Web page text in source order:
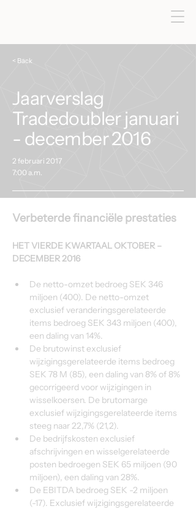
< Back
Jaarverslag
Tradedoubler januari
- december 2016
2 februari 2017
7:00 a.m.
Verbeterde financiële prestaties
HET VIERDE KWARTAAL OKTOBER –
DECEMBER 2016
De netto-omzet bedroeg SEK 346
miljoen (400). De netto-omzet
exclusief veranderingsgerelateerde
items bedroeg SEK 343 miljoen (400),
een daling van 14%.
De brutowinst exclusief
wijzigingsgerelateerde items bedroeg
SEK 78 M (85), een daling van 8% of 8%
gecorrigeerd voor wijzigingen in
wisselkoersen. De brutomarge
exclusief wijzigingsgerelateerde items
steeg naar 22,7% (21,2).
De bedrijfskosten exclusief
afschrijvingen en wisselgerelateerde
posten bedroegen SEK 65 miljoen (90
miljoen), een daling van 28%.
De EBITDA bedroeg SEK -2 miljoen
(-17). Exclusief wijzigingsgerelateerde